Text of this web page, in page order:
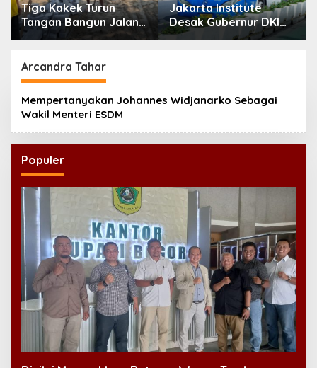
Tiga Kakek Turun
Tangan Bangun Jalan
Desa di Ponorogo
Jakarta Institute
Desak Gubernur DKI
Evaluasi Transjakarta
Arcandra Tahar
Mempertanyakan Johannes Widjanarko Sebagai
Wakil Menteri ESDM
Populer